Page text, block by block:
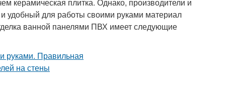
удобный для работы своими руками материал
ванной панелями ПВХ имеет следующие